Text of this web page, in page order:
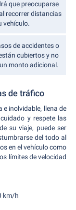
que preocuparse
recorrer distancias
vehículo.
de accidentes o
cubiertos y no
monto adicional.
de tráfico
e inolvidable, llena de
y respete las
su viaje, puede ser
del todo al
en el vehículo como
límites de velocidad
km/h